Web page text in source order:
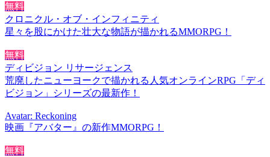
無料
クロニクル・オブ・インフィニティ
星々を股にかけた壮大な物語が描かれるMMORPG！
無料
ディビジョン リサージェンス
荒廃したニューヨークで描かれる人気オンラインRPG「ディ
ビジョン」シリーズの最新作！
Avatar: Reckoning
映画『アバター』の新作MMORPG！
無料